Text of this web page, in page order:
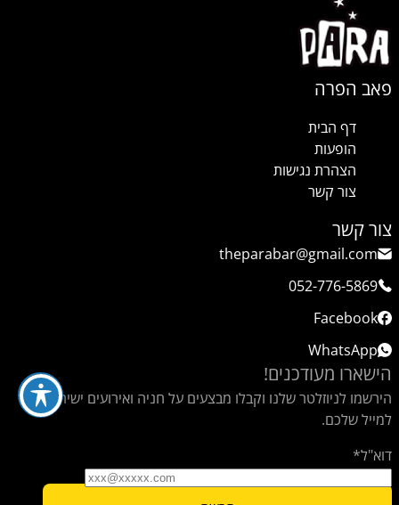
פאב הפרה
דף הבית
הופעות
הצהרת נגישות
צור קשר
צור קשר
theparabar@gmail.com
052-776-5869
Facebook
WhatsApp
הישארו מעודכנים!
הירשמו לניוזלטר שלנו וקבלו מבצעים על חניה ואירועים ישירות
למייל שלכם.
דוא"ל*